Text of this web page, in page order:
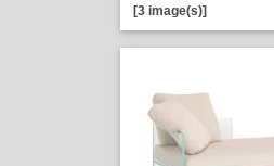
[3 image(s)]